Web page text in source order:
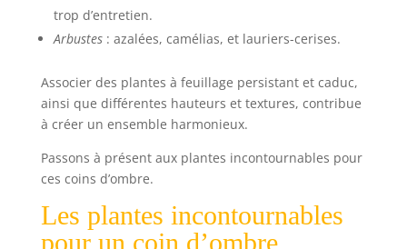
trop d’entretien.
Arbustes: azalées, camélias, et lauriers-cerises.
Associer des plantes à feuillage persistant et caduc,
ainsi que différentes hauteurs et textures, contribue
à créer un ensemble harmonieux.
Passons à présent aux plantes incontournables pour
ces coins d’ombre.
Les plantes incontournables
pour un coin d’ombre